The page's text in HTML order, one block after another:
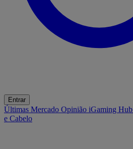
Entrar
Últimas Mercado Opinião iGaming Hub
e Cabelo